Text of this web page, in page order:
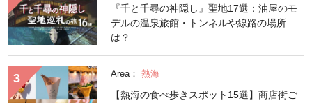
『千と千尋の神隠し』聖地17選：油屋のモ
デルの温泉旅館・トンネルや線路の場所
は？
Area： 熱海
【熱海の食べ歩きスポット15選】商店街ご